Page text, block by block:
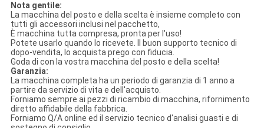
Nota gentile:
La macchina del posto e della scelta è insieme completo con
tutti gli accessori inclusi nel pacchetto,
È macchina tutta compresa, pronta per l'uso!
Potete usarlo quando lo ricevete. Il buon supporto tecnico di
dopo-vendita, lo acquista prego con fiducia.
Goda di con la vostra macchina del posto e della scelta!
Garanzia:
La macchina completa ha un periodo di garanzia di 1 anno a
partire da servizio di vita e dell'acquisto.
Forniamo sempre ai pezzi di ricambio di macchina, rifornimento
diretto affidabile della fabbrica.
Forniamo Q/A online ed il servizio tecnico d'analisi guasti e di